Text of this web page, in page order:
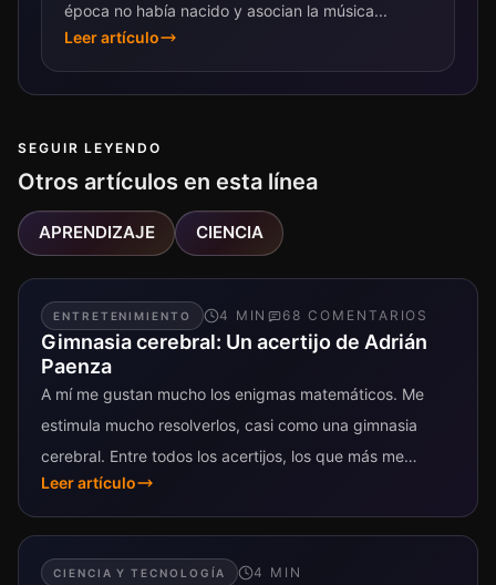
época no había nacido y asocian la música...
Leer artículo
SEGUIR LEYENDO
Otros artículos en esta línea
APRENDIZAJE CIENCIA
ENTRETENIMIENTO 4 MIN 68 COMENTARIO S
Gimnasia cerebral: Un acertijo de Adrián
Paenza
A mí me gustan mucho los enigmas matemáticos. Me
estimula mucho resolverlos, casi como una gimnasia
cerebral. Entre todos los acertijos, los que más me
gustan son aquellos...
Leer artículo
CIENCIA Y TECNOLOGÍA 4 MIN